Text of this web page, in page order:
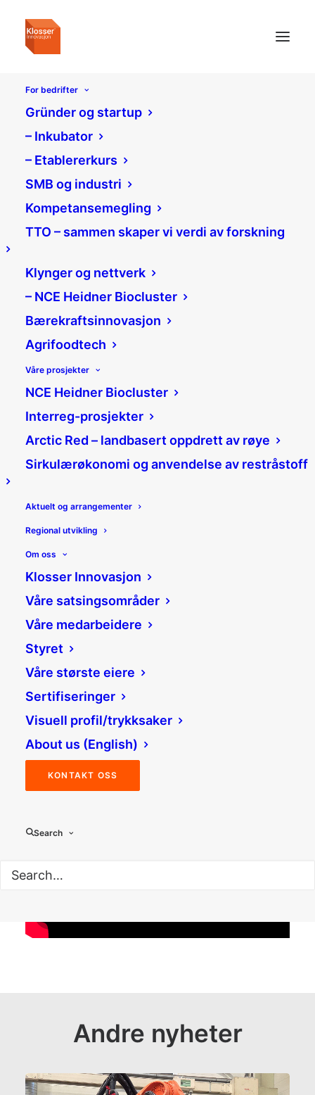
For bedrifter
Gründer og startup
– Inkubator
– Etablererkurs
SMB og industri
Kompetansemegling
TTO – sammen skaper vi verdi av forskning
Klynger og nettverk
– NCE Heidner Biocluster
Bærekraftsinnovasjon
Agrifoodtech
Våre prosjekter
NCE Heidner Biocluster
Interreg-prosjekter
Arctic Red – landbasert oppdrett av røye
Sirkulærøkonomi og anvendelse av restråstoff
Aktuelt og arrangementer
Regional utvikling
Om oss
Klosser Innovasjon
Våre satsingsområder
Våre medarbeidere
Styret
Våre største eiere
Sertifiseringer
Visuell profil/trykksaker
About us (English)
KONTAKT OSS
Search
Innlandsporteføljens
innovasjonsprosjekter
Del:
Andre nyheter